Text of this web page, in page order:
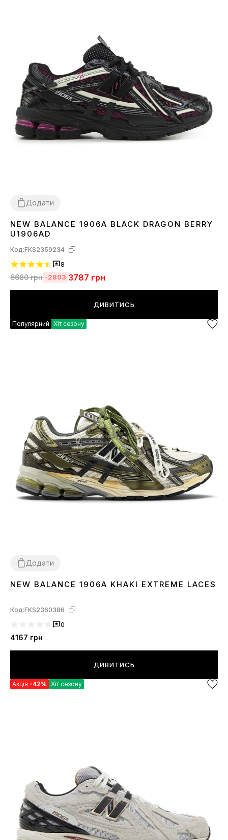
Додати
3637 3839404142 4344 45
NEW BALANCE 1906A BLACK DRAGON BERRY
U1906AD
Код:FKS2359234
8
6680грн -2893 3787 грн
ДИВИТИСЬ
Популярний Хіт сезону
Додати
3637 3839404142 4344
NEW BALANCE 1906A KHAKI EXTREME LACES
Код:FKS2360386
0
4167 грн
ДИВИТИСЬ
Акція -42% Хіт сезону